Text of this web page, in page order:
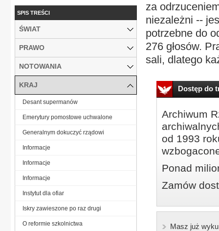
za
niezależni --
potrzebne do
276 głosów.
sali, dlatego
Dostęp do
Archiwum
od 1993
Ponad
Zamów
Masz już
SPIS TREŚCI
ŚWIAT
PRAWO
NOTOWANIA
KRAJ
Desant supermanów
Emerytury pomostowe uchwalone
Generalnym dokuczyć rządowi
Informacje
Informacje
Informacje
Instytut dla ofiar
Iskry zawieszone po raz drugi
O reformie szkolnictwa